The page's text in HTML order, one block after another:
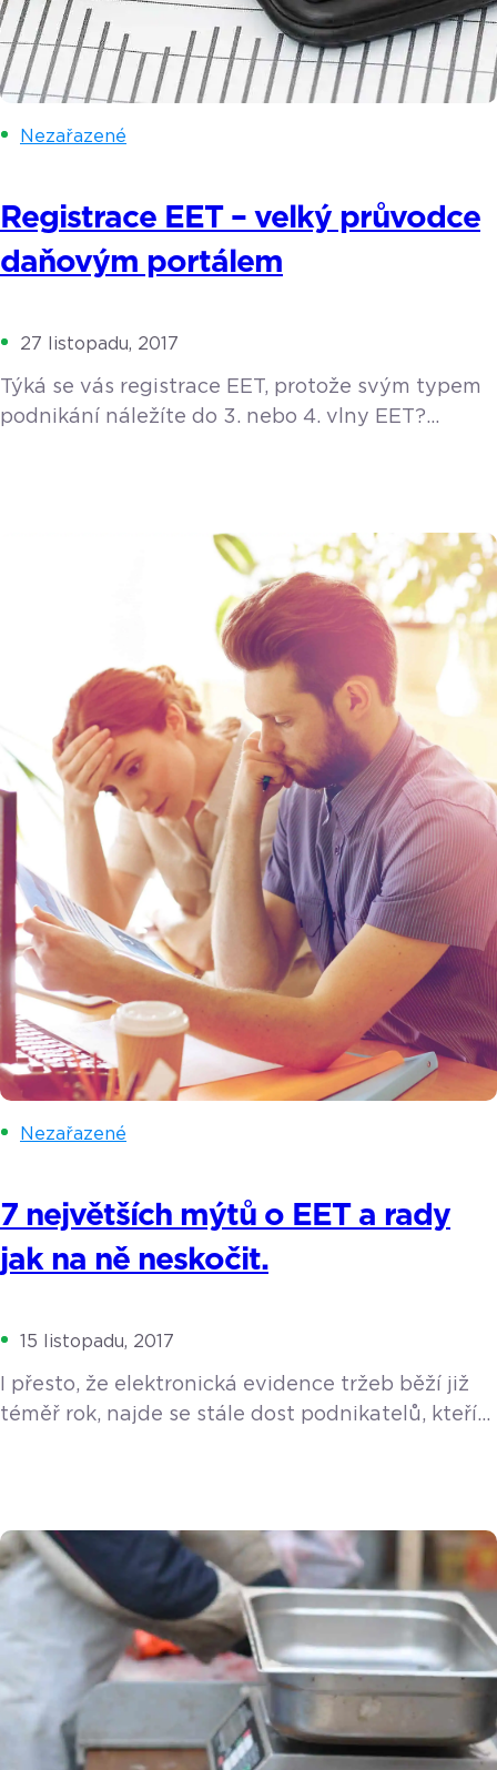
Nezařazené
Registrace EET – velký průvodce
daňovým portálem
27 listopadu, 2017
Týká se vás registrace EET, protože svým typem
podnikání náležíte do 3. nebo 4. vlny EET?
a zorientovat se na daňovém portálu. Termín
spuštění 3. a 4. vlny elektronické evidence tržeb
(EET) byl posunut. Podívejte se na rozdělení
podnikatelských činností do jednotlivých fází
EET. Prvním krokem je […]
Nezařazené
7 největších mýtů o EET a rady
jak na ně neskočit.
15 listopadu, 2017
I přesto, že elektronická evidence tržeb běží již
téměř rok, najde se stále dost podnikatelů, kteří
EET teprve zapojí. Závazná je pro ně 3. a 4. vlna,
jejíž termín byl nyní posunut. Termín spuštění
3. a 4. vlny elektronické evidence tržeb (EET)
byl posunut. Podívejte se na rozdělení […]